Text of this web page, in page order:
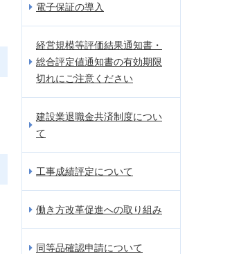
電子保証の導入
経営規模等評価結果通知書・
総合評定値通知書の有効期限
切れにご注意ください
建設業退職金共済制度につい
て
工事成績評定について
働き方改革促進への取り組み
同等品確認申請について